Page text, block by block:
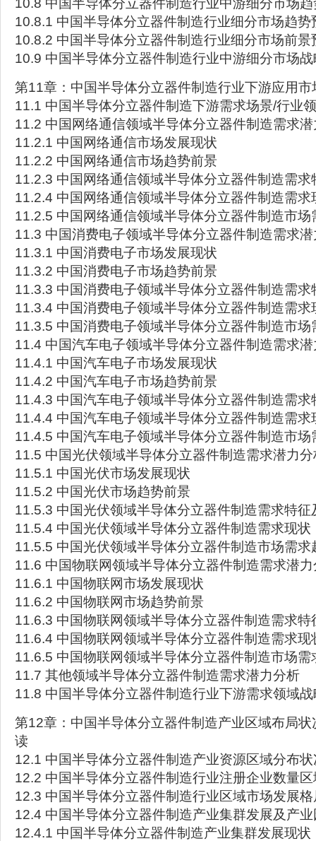
10.8 中国半导体分立器件制造行业中游细分市场
10.8.1 中国半导体分立器件制造行业细分市场趋势
10.8.2 中国半导体分立器件制造行业细分市场前景
10.9 中国半导体分立器件制造行业中游细分市场
第11章：中国半导体分立器件制造行业下游应用
11.1 中国半导体分立器件制造下游需求场景/行业
11.2 中国网络通信领域半导体分立器件制造需求
11.2.1 中国网络通信市场发展现状
11.2.2 中国网络通信市场趋势前景
11.2.3 中国网络通信领域半导体分立器件制造需
11.2.4 中国网络通信领域半导体分立器件制造需求
11.2.5 中国网络通信领域半导体分立器件制造市场
11.3 中国消费电子领域半导体分立器件制造需求
11.3.1 中国消费电子市场发展现状
11.3.2 中国消费电子市场趋势前景
11.3.3 中国消费电子领域半导体分立器件制造需
11.3.4 中国消费电子领域半导体分立器件制造需求
11.3.5 中国消费电子领域半导体分立器件制造市场
11.4 中国汽车电子领域半导体分立器件制造需求
11.4.1 中国汽车电子市场发展现状
11.4.2 中国汽车电子市场趋势前景
11.4.3 中国汽车电子领域半导体分立器件制造需
11.4.4 中国汽车电子领域半导体分立器件制造需求
11.4.5 中国汽车电子领域半导体分立器件制造市场
11.5 中国光伏领域半导体分立器件制造需求潜力分
11.5.1 中国光伏市场发展现状
11.5.2 中国光伏市场趋势前景
11.5.3 中国光伏领域半导体分立器件制造需求特征
11.5.4 中国光伏领域半导体分立器件制造需求现状
11.5.5 中国光伏领域半导体分立器件制造市场需求
11.6 中国物联网领域半导体分立器件制造需求潜
11.6.1 中国物联网市场发展现状
11.6.2 中国物联网市场趋势前景
11.6.3 中国物联网领域半导体分立器件制造需求
11.6.4 中国物联网领域半导体分立器件制造需求现
11.6.5 中国物联网领域半导体分立器件制造市场需
11.7 其他领域半导体分立器件制造需求潜力分析
11.8 中国半导体分立器件制造行业下游需求领域
第12章：中国半导体分立器件制造产业区域布局
读
12.1 中国半导体分立器件制造产业资源区域分布状
12.2 中国半导体分立器件制造行业注册企业数量
12.3 中国半导体分立器件制造行业区域市场发展
12.4 中国半导体分立器件制造产业集群发展及产
12.4.1 中国半导体分立器件制造产业集群发展现状